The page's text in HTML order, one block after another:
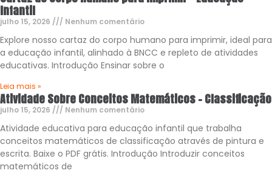
Infantil
julho 15, 2026 Nenhum comentário
Explore nosso cartaz do corpo humano para imprimir, ideal para
a educação infantil, alinhado à BNCC e repleto de atividades
educativas. Introdução Ensinar sobre o
Leia mais »
Atividade Sobre Conceitos Matemáticos – Classificação
julho 15, 2026 Nenhum comentário
Atividade educativa para educação infantil que trabalha
conceitos matemáticos de classificação através de pintura e
escrita. Baixe o PDF grátis. Introdução Introduzir conceitos
matemáticos de